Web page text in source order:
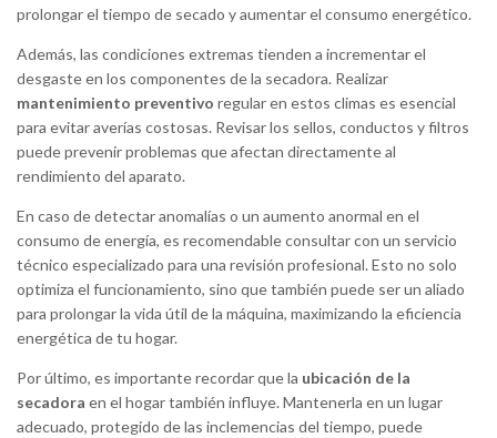
prolongar el tiempo de secado y aumentar el consumo energético.
Además, las condiciones extremas tienden a incrementar el
desgaste en los componentes de la secadora. Realizar
mantenimiento preventivo regular en estos climas es esencial
para evitar averías costosas. Revisar los sellos, conductos y filtros
puede prevenir problemas que afectan directamente al
rendimiento del aparato.
En caso de detectar anomalías o un aumento anormal en el
consumo de energía, es recomendable consultar con un servicio
técnico especializado para una revisión profesional. Esto no solo
optimiza el funcionamiento, sino que también puede ser un aliado
para prolongar la vida útil de la máquina, maximizando la eficiencia
energética de tu hogar.
Por último, es importante recordar que la ubicación de la
secadora en el hogar también influye. Mantenerla en un lugar
adecuado, protegido de las inclemencias del tiempo, puede